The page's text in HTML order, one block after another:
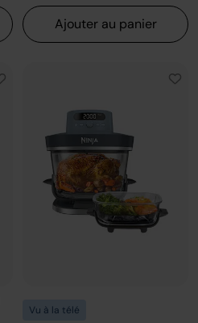
Ajouter au panier
Vu à la télé